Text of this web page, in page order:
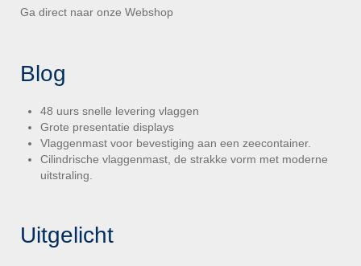
Ga direct naar onze Webshop
Blog
48 uurs snelle levering vlaggen
Grote presentatie displays
Vlaggenmast voor bevestiging aan een zeecontainer.
Cilindrische vlaggenmast, de strakke vorm met moderne
uitstraling.
Uitgelicht